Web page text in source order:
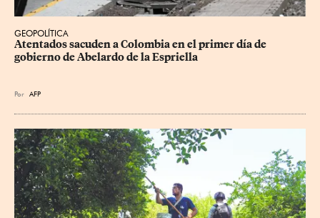
GEOPOLÍTICA
Atentados sacuden a Colombia en el primer día de
gobierno de Abelardo de la Espriella
Por AFP